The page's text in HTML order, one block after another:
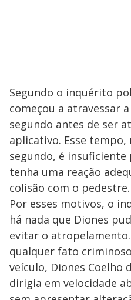
Segundo o inquérito
começou a atravessar
segundo antes de ser
aplicativo. Esse
segundo, é
tenha uma reação
colisão com o pedestre.
Por esses motivos, o
há nada que Diones
evitar o
qualquer fato
veículo, Diones Coelho
dirigia em velocidade